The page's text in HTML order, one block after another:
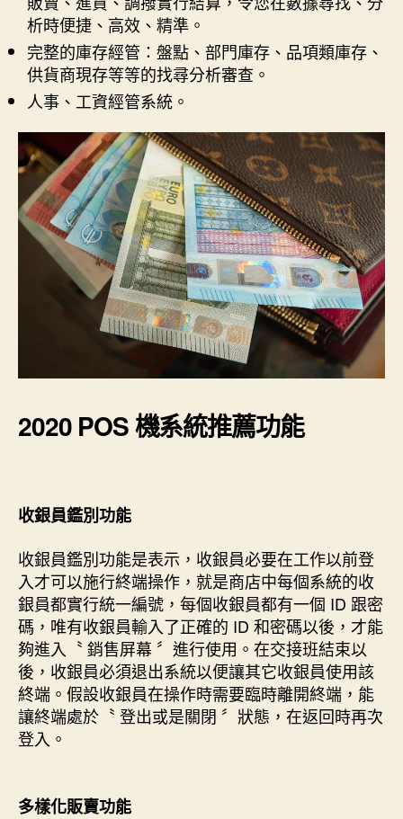
析時便捷、高效、精準。
完整的庫存經管：盤點、部門庫存、品項類庫存、
供貨商現存等等的找尋分析審查。
人事、工資經管系統。
2020 POS 機系統推薦功能
收銀員鑑別功能
收銀員鑑別功能是表示，收銀員必要在工作以前登
入才可以施行終端操作，就是商店中每個系統的收
銀員都實行統一編號，每個收銀員都有一個 ID 跟密
碼，唯有收銀員輸入了正確的 ID 和密碼以後，才能
夠進入〝 銷售屏幕 〞進行使用。在交接班結束以
後，收銀員必須退出系統以便讓其它收銀員使用該
終端。假設收銀員在操作時需要臨時離開終端，能
讓終端處於〝 登出或是關閉 〞狀態，在返回時再次
登入。
多樣化販賣功能